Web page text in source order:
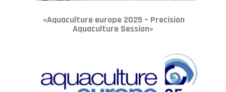
«Aquaculture europe 2025 – Precision
Aquaculture Session»